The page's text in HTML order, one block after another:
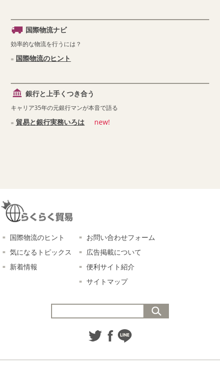
国際物流ナビ
効率的な物流を行うには？
国際物流のヒント
銀行と上手くつき合う
キャリア35年の元銀行マンが本音で語る
貿易と銀行実務いろは new!
国際物流のヒント
気になるトピックス
新着情報
お問い合わせフォーム
広告掲載について
便利サイト紹介
サイトマップ